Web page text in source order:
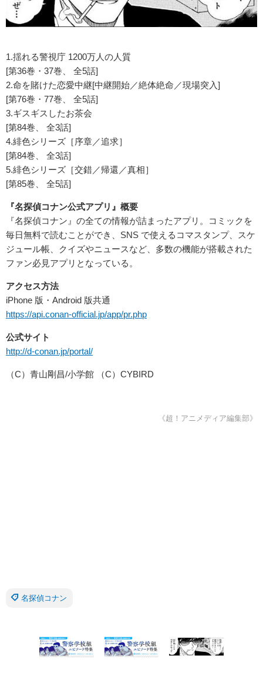
1.揺れる警視庁 1200万人の人質
[第36巻・ 37巻、 全5話]
2.命を賭けた恋愛中継[中継開始／絶体絶命／現場突入]
[第76巻・ 77巻、 全5話]
3.ギスギスしたお茶会
[第84巻、 全3話]
4.緋色シリーズ［序章／追求］
[第84巻、 全3話]
5.緋色シリーズ［交錯／帰還／真相］
[第85巻、 全5話]
『名探偵コナン公式アプリ』概要
『名探偵コナン』の全ての情報が詰まったアプリ。コミックを
毎日無料で読むことができ、SNS で使えるコマスタンプ、スケ
ジュール帳、クイズやニュースなど、多数の機能が搭載された
ファン必見アプリとなっている。
アクセス方法
iPhone 版・Android 版共通
https://api.conan-official.jp/app/pr.php
公式サイト
http://d-conan.jp/portal/
（C）青山剛昌/小学館 （C）CYBIRD
《超！アニメディア編集部》
名探偵コナン